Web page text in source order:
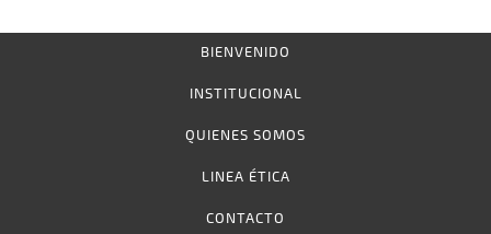
BIENVENIDO
INSTITUCIONAL
QUIENES SOMOS
LINEA ÉTICA
CONTACTO